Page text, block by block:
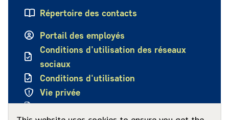
Répertoire des contacts
Portail des employés
Conditions d'utilisation des réseaux
sociaux
Conditions d'utilisation
Vie privée
Politique de confidentialité